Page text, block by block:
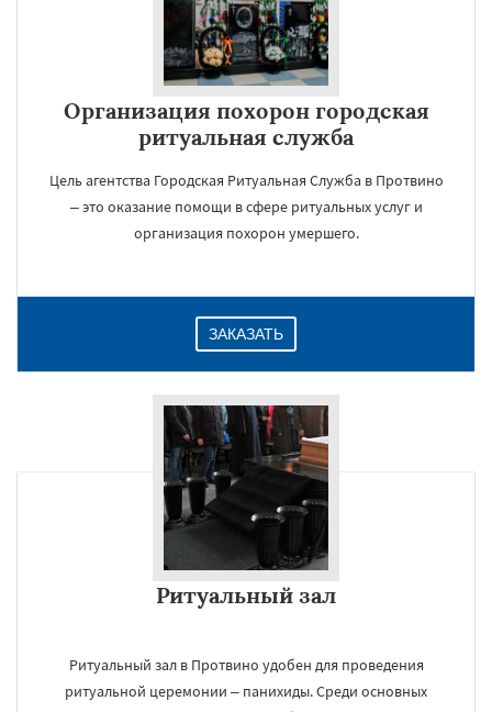
Организация похорон городская
ритуальная служба
Цель агентства Городская Ритуальная Служба в Протвино
– это оказание помощи в сфере ритуальных услуг и
организация похорон умершего.
ЗАКАЗАТЬ
Ритуальный зал
Ритуальный зал в Протвино удобен для проведения
ритуальной церемонии – панихиды. Среди основных